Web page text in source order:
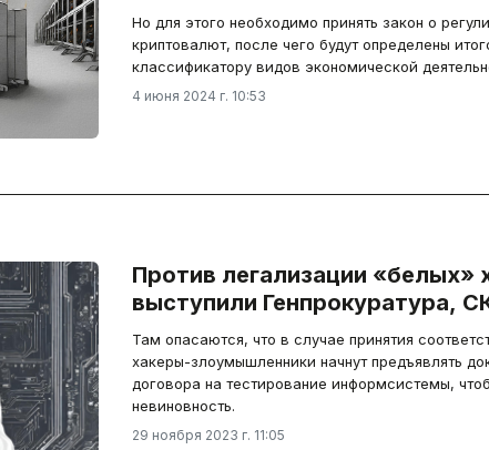
Но для этого необходимо принять закон о
криптовалют, после чего будут определены
классификатору видов экономической
4 июня 2024 г. 10:53
Против легализации «белых»
выступили Генпрокуратура,
Там опасаются, что в случае принятия
хакеры-злоумышленники начнут предъявлять
договора на тестирование информсистемы,
невиновность.
29 ноября 2023 г. 11:05